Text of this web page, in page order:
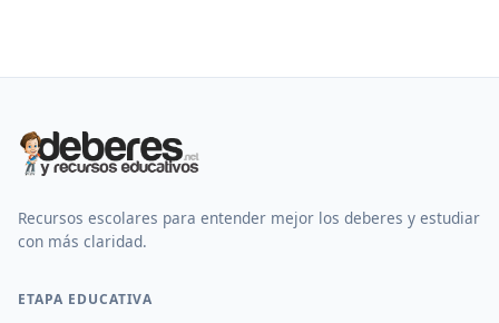
Recursos escolares para entender mejor los deberes y estudiar
con más claridad.
ETAPA EDUCATIVA